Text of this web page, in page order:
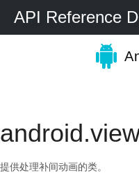
API Reference
提供处理补间动画的类。